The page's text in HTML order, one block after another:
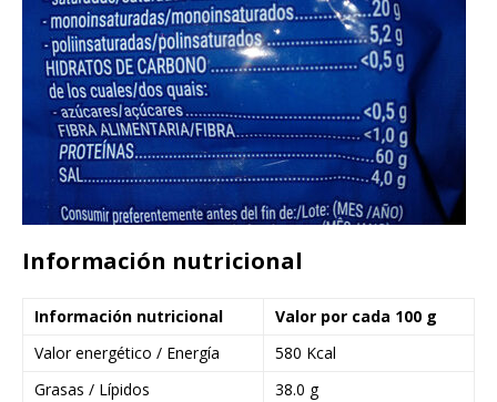
Información nutricional
Información nutricional
Valor por cada 100 g
Valor energético / Energía
580 Kcal
Grasas / Lípidos
38.0 g